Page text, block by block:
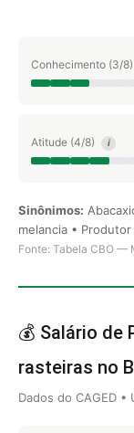
Conhecimento (3/8)
Atitude (4/8) i
Sinônimos:
melancia •
Fonte: Tabela CBO —
💰 Salário
rasteiras no
Dados do CAGED •